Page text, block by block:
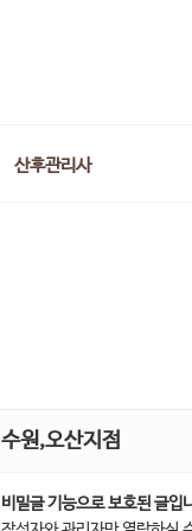
산후관리사
수원,오산지점
비밀글 기능으로 보호된 글입